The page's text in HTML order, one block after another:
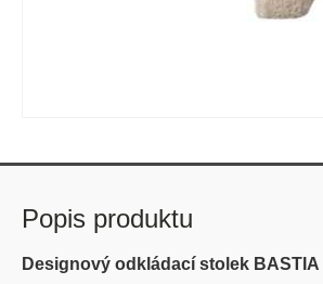
Popis produktu
Designový odkládací stolek BASTIA